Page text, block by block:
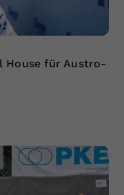
House für Austro-